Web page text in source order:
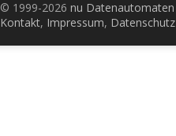
© 1999-2026 nu
Kontakt, Impressum, Datenschutz